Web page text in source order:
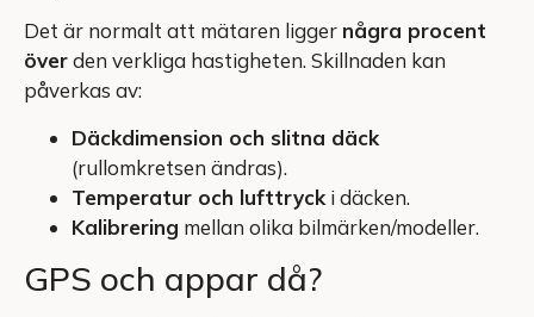
Det är normalt att mätaren ligger några procent
överden verkliga hastigheten. Skillnaden kan
påverkas av:
Däckdimension och slitna däck
(rullomkretsen ändras).
Temperatur och lufttryck i däcken.
Kalibrering mellan olika bilmärken/modeller.
GPS och appar då?